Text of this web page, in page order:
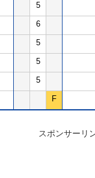
5
6
5
5
5
F
スポンサーリ